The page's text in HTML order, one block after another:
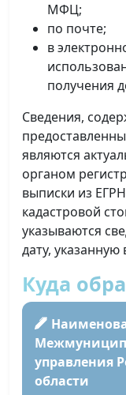
МФЦ;
по почте;
в
получения
Сведения,
являются
органом
выписки из
кадастровой
указываются
дату, указанную
Куда
управления
области